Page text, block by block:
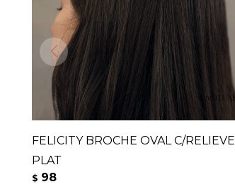
FELICITY BROCHE OVAL C/RELIEVE
PLAT
$ 98